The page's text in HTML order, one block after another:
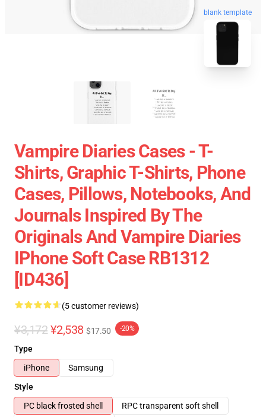
blank template
Vampire Diaries Cases - T-
Shirts, Graphic T-Shirts, Phone
Cases, Pillows, Notebooks, And
Journals Inspired By The
Originals And Vampire Diaries
IPhone Soft Case RB1312
[ID436]
(5 customer reviews)
¥3,172 ¥2,538 $17.50 -20%
Type
iPhone
Samsung
Style
PC black frosted shell
RPC transparent soft shell